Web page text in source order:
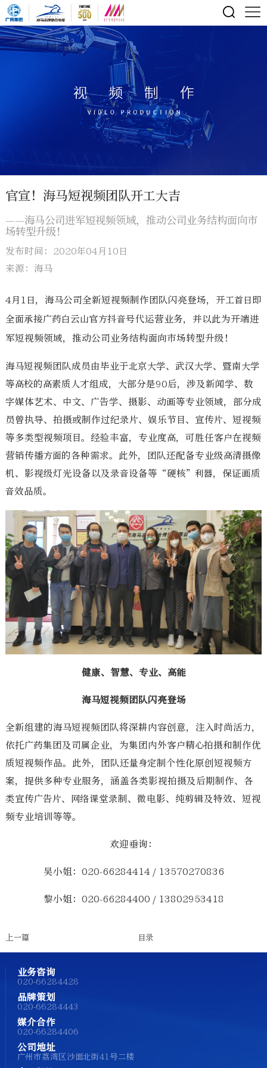
官宣！海马短视频团队开工大吉
——海马公司进军短视频领域，推动公司业务结构面向市
场转型升级！
发布时间：2020年04月10日
来源：海马
4月1日，海马公司全新短视频制作团队闪亮登场，开工首日即
全面承接广药白云山官方抖音号代运营业务，并以此为开端进
军短视频领域，推动公司业务结构面向市场转型升级！
海马短视频团队成员由毕业于北京大学、武汉大学、暨南大学
等高校的高素质人才组成，大部分是90后，涉及新闻学、数
字媒体艺术、中文、广告学、摄影、动画等专业领域，部分成
员曾执导、拍摄或制作过纪录片、娱乐节目、宣传片、短视频
等多类型视频项目。经验丰富，专业度高，可胜任客户在视频
营销传播方面的各种需求。此外，团队还配备专业级高清摄像
机、影视级灯光设备以及录音设备等“硬核”利器，保证画质
音效品质。
健康、智慧、专业、高能
海马短视频团队闪亮登场
全新组建的海马短视频团队将深耕内容创意，注入时尚活力，
依托广药集团及司属企业，为集团内外客户精心拍摄和制作优
质短视频作品。此外，团队还量身定制个性化原创短视频方
案，提供多种专业服务，涵盖各类影视拍摄及后期制作、各
类宣传广告片、网络课堂录制、微电影、纯剪辑及特效、短视
频专业培训等等。
欢迎垂询：
吴小姐：020-66284414 / 13570270836
黎小姐：020-66284400 / 13802953418
上一篇 目录
业务咨询
020-66284428
品牌策划
020-66284443
媒介合作
020-66284406
公司地址
广州市荔湾区沙面北街41号二楼